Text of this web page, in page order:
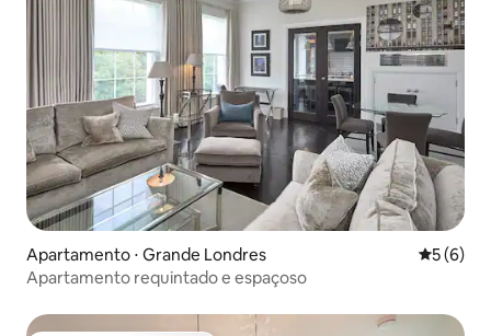
Apartamento ⋅ Grande Londres 5 de
5 (6)
Apartamento requintado e espaçoso